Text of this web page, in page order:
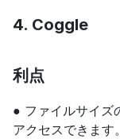
4. Coggle
利点
● ファイルサイズ
アクセスできます。